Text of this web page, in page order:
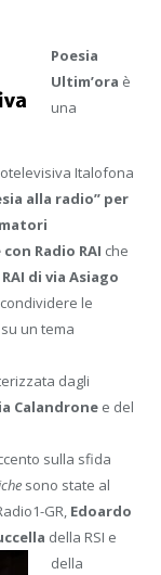
Poesia
Ultim’ora è
una
Italofona
alla radio” per
Radio RAI che
RAI di via Asiago
le
un tema
dagli
Calandrone e del
sulla sfida
sono state al
GR, Edoardo
della RSI e
della